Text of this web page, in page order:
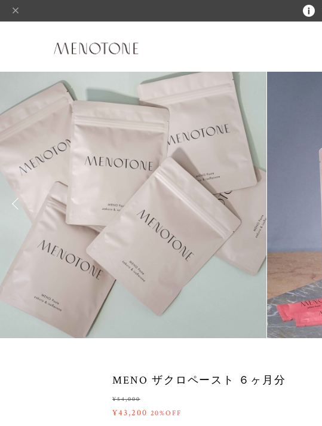
MENO ザクロペースト ６ヶ月分
¥54,000
¥43,200 20%OFF